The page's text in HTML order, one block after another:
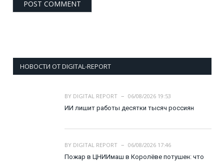
НОВОСТИ ОТ DIGITAL-REPORT
BY DIGITAL REPORT
06/08/2026 19:53
ИИ лишит работы десятки тысяч россиян
BY DIGITAL REPORT
06/08/2026 17:46
Пожар в ЦНИИмаш в Королёве потушен: что